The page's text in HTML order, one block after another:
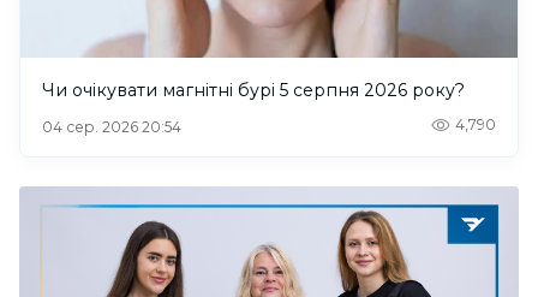
Чи очікувати магнітні бурі 5 серпня 2026 року?
04 сер. 2026 20:54 4,790